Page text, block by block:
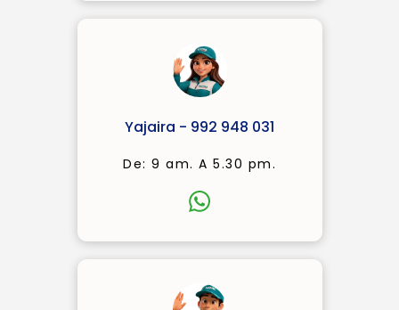
Yajaira - 992 948 031
De: 9 am. A 5.30 pm.